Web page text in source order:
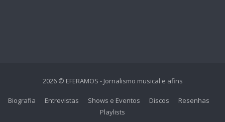
2026 © EFERAMOS - Jornalismo musical e afins
Biografia Entrevistas Shows e Eventos Discos
Resenhas
Playlists